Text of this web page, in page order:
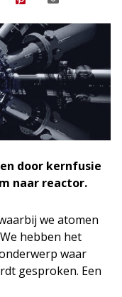
door kernfusie
naar reactor.
we atomen
hebben het
waar
gesproken. Een